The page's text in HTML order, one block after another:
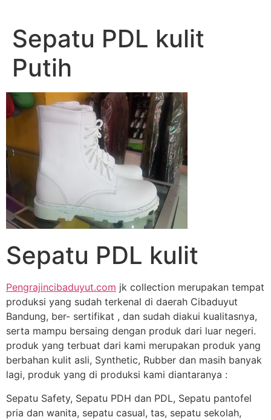
konten
Sepatu PDL kulit
Putih
Sepatu PDL kulit
Pengrajincibaduyut.com jk collection merupakan tempat
produksi yang sudah terkenal di daerah Cibaduyut
Bandung, ber- sertifikat , dan sudah diakui kualitasnya,
serta mampu bersaing dengan produk dari luar negeri.
produk yang terbuat dari kami merupakan produk yang
berbahan kulit asli, Synthetic, Rubber dan masih banyak
lagi, produk yang di produksi kami diantaranya :
Sepatu Safety, Sepatu PDH dan PDL, Sepatu pantofel
pria dan wanita, sepatu casual, tas, sepatu sekolah,